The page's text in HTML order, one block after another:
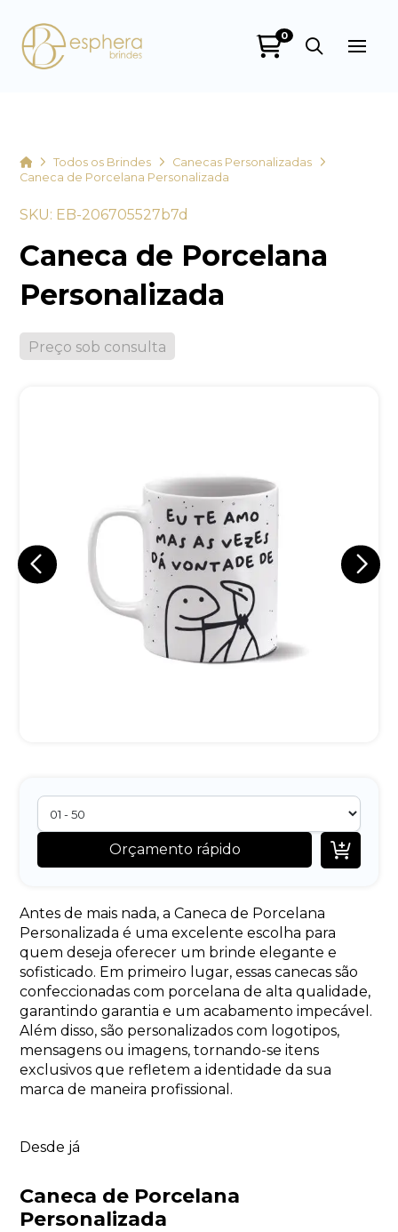
0
HomeTodos os Brindes
Canecas Personalizadas
Caneca de Porcelana Personalizada
SKU: EB-206705527b7d
Caneca de Porcelana
Personalizada
Preço sob consulta
Orçamento rápido 
Antes de mais nada, a Caneca de Porcelana
Personalizada é uma excelente escolha para
quem deseja oferecer um brinde elegante e
sofisticado. Em primeiro lugar, essas canecas são
confeccionadas com porcelana de alta qualidade,
garantindo garantia e um acabamento impecável.
Além disso, são personalizados com logotipos,
mensagens ou imagens, tornando-se itens
exclusivos que refletem a identidade da sua
marca de maneira profissional.
Desde já
Caneca de Porcelana
Personalizada
A nossa empresa está comprometida a proteger e respeitar
sua privacidade, utilizaremos seus dados apenas para fins
de marketing. Você pode alterar suas preferências a
qualquer momento.
Iniciar conversa